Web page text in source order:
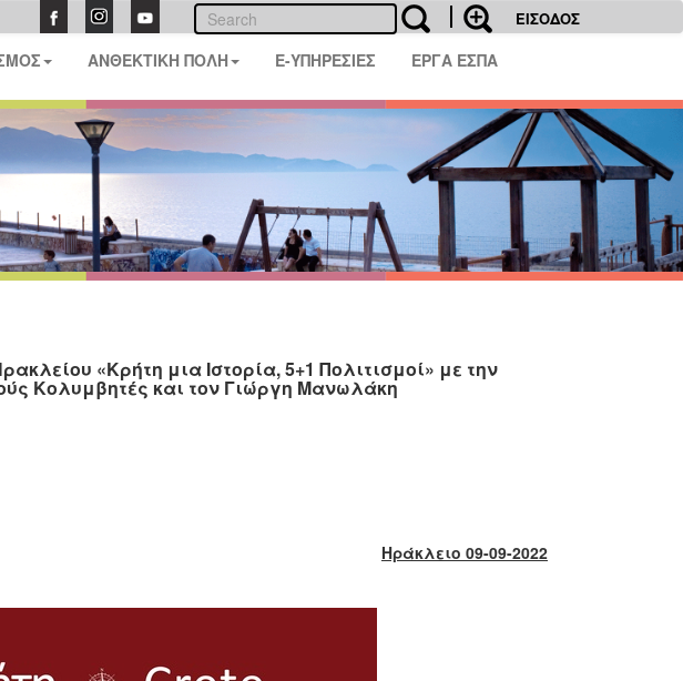
ΕΙΣΟΔΟΣ
ΑΝΘΕΚΤΙΚΗ ΠΟΛΗ E-ΥΠΗΡΕΣΙΕΣ ΕΡΓΑ ΕΣΠΑ
«Κρήτη μια Ιστορία, 5+1 Πολιτισμοί» με την
Κολυμβητές και τον Γιώργη Μανωλάκη
Ηράκλειο 09-09-2022